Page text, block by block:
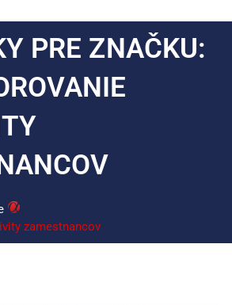
PRE ZNAČKU:
zamestnancov